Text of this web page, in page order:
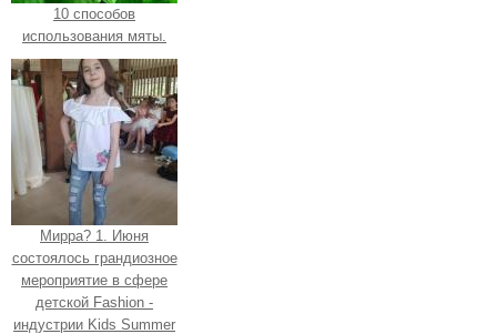
10 способов
использования мяты.
Мирра? 1. Июня
состоялось грандиозное
мероприятие в сфере
детской Fashion -
индустрии Kids Summer